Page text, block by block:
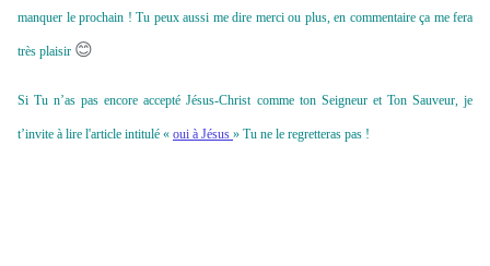
manquer le prochain ! Tu peux aussi me dire merci ou plus, en commentaire ça me fera
très plaisir 😊
Si Tu n’as pas encore accepté Jésus-Christ comme ton Seigneur et Ton Sauveur, je
t’invite à lire l'article intitulé « oui à Jésus » Tu ne le regretteras pas !